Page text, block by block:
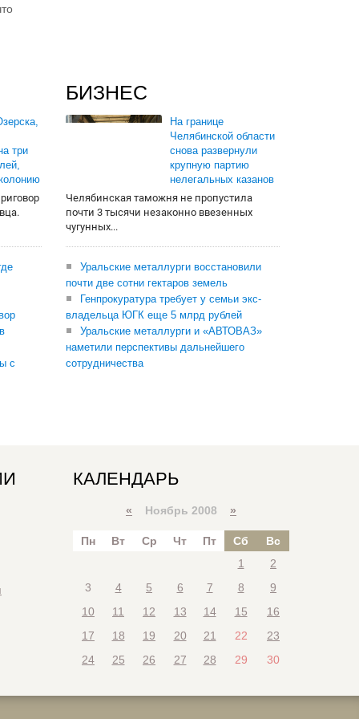
три
с
БИЗНЕС
На границе
Челябинской области
снова развернули
крупную партию
нелегальных казанов
Челябинская таможня не пропустила
почти 3 тысячи незаконно ввезенных
чугунных...
Уральские металлурги восстановили
почти две сотни гектаров земель
Генпрокуратура требует у семьи экс-
владельца ЮГК еще 5 млрд рублей
Уральские металлурги и «АВТОВАЗ»
наметили перспективы дальнейшего
сотрудничества
КАЛЕНДАРЬ
« Ноябрь 2008 »
Пн Вт Ср Чт Пт Сб
Вс
1
2
3
4 5 6 7 8
9
10
11 12 13 14 15
16
17
18 19 20 21 22
23
24
25 26 27 28 29 30